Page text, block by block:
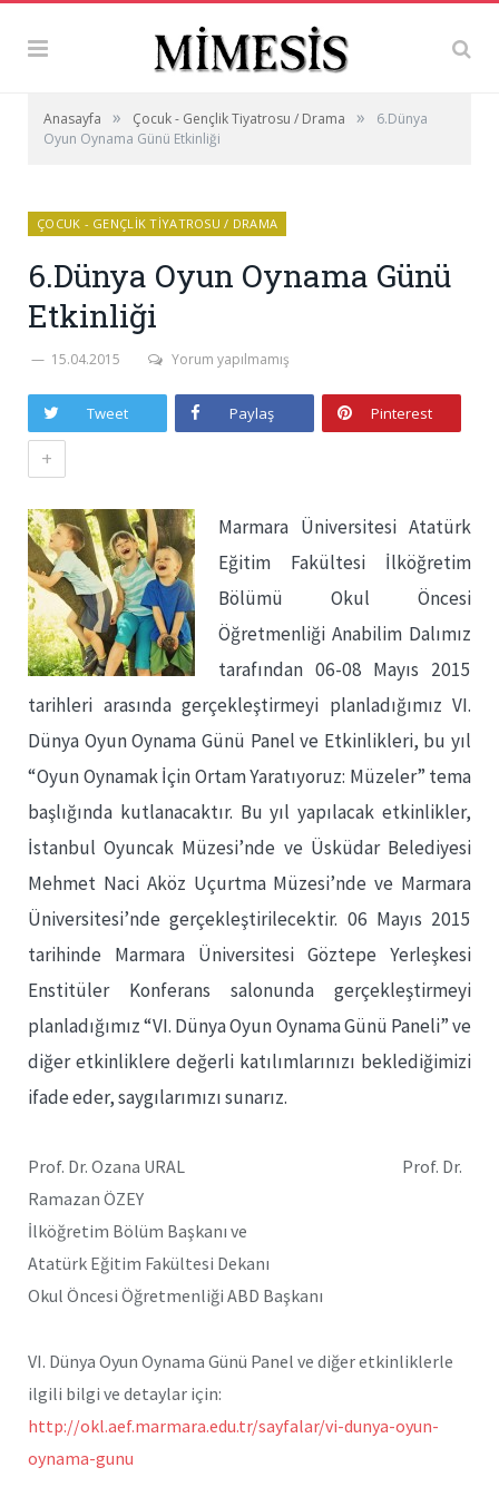
Anasayfa » Çocuk - Gençlik Tiyatrosu / Drama »
6.Dünya
Oyun Oynama Günü Etkinliği
ÇOCUK - GENÇLIK TIYATROSU / DRAMA
6.Dünya Oyun Oynama Günü
Etkinliği
15.04.2015 Yorum yapılmamış
Tweet Paylaş Pinterest
+
Marmara Üniversitesi Atatürk
Eğitim Fakültesi İlköğretim
Bölümü Okul Öncesi
Öğretmenliği Anabilim Dalımız
tarafından 06-08 Mayıs 2015
tarihleri arasında gerçekleştirmeyi planladığımız VI.
Dünya Oyun Oynama Günü Panel ve Etkinlikleri, bu yıl
“Oyun Oynamak İçin Ortam Yaratıyoruz: Müzeler” tema
başlığında kutlanacaktır. Bu yıl yapılacak etkinlikler,
İstanbul Oyuncak Müzesi’nde ve Üsküdar Belediyesi
Mehmet Naci Aköz Uçurtma Müzesi’nde ve Marmara
Üniversitesi’nde gerçekleştirilecektir. 06 Mayıs 2015
tarihinde Marmara Üniversitesi Göztepe Yerleşkesi
Enstitüler Konferans salonunda gerçekleştirmeyi
planladığımız “VI. Dünya Oyun Oynama Günü Paneli” ve
diğer etkinliklere değerli katılımlarınızı beklediğimizi
ifade eder, saygılarımızı sunarız.
Prof. Dr. Ozana URAL
Prof. Dr.
Ramazan ÖZEY
İlköğretim Bölüm Başkanı ve
Atatürk Eğitim Fakültesi Dekanı
Okul Öncesi Öğretmenliği ABD Başkanı
VI. Dünya Oyun Oynama Günü Panel ve diğer etkinliklerle
ilgili bilgi ve detaylar için:
http://okl.aef.marmara.edu.tr/sayfalar/vi-dunya-oyun-
oynama-gunu